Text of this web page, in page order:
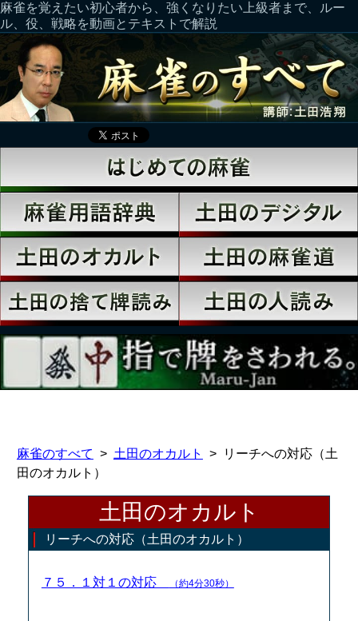
麻雀を覚えたい初心者から、強くなりたい上級者まで、ルー
ル、役、戦略を動画とテキストで解説
麻雀のすべて 土田のオカルト
リーチへの対応（土
田のオカルト）
土田のオカルト
リーチへの対応（土田のオカルト）
７５．１対１の対応 （約4分30秒）